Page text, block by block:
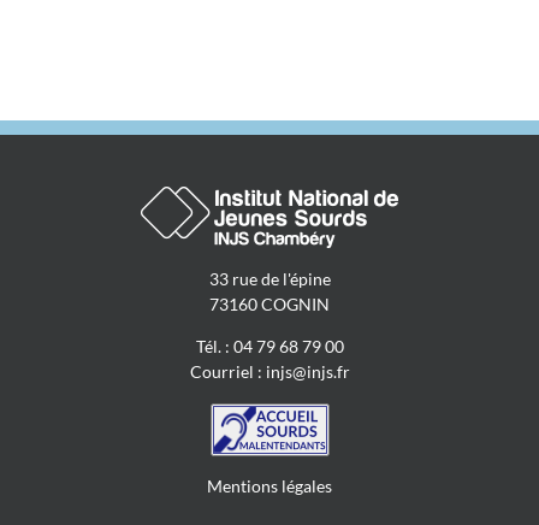
33 rue de l'épine
73160 COGNIN
Tél. : 04 79 68 79 00
Courriel : injs@injs.fr
Mentions légales